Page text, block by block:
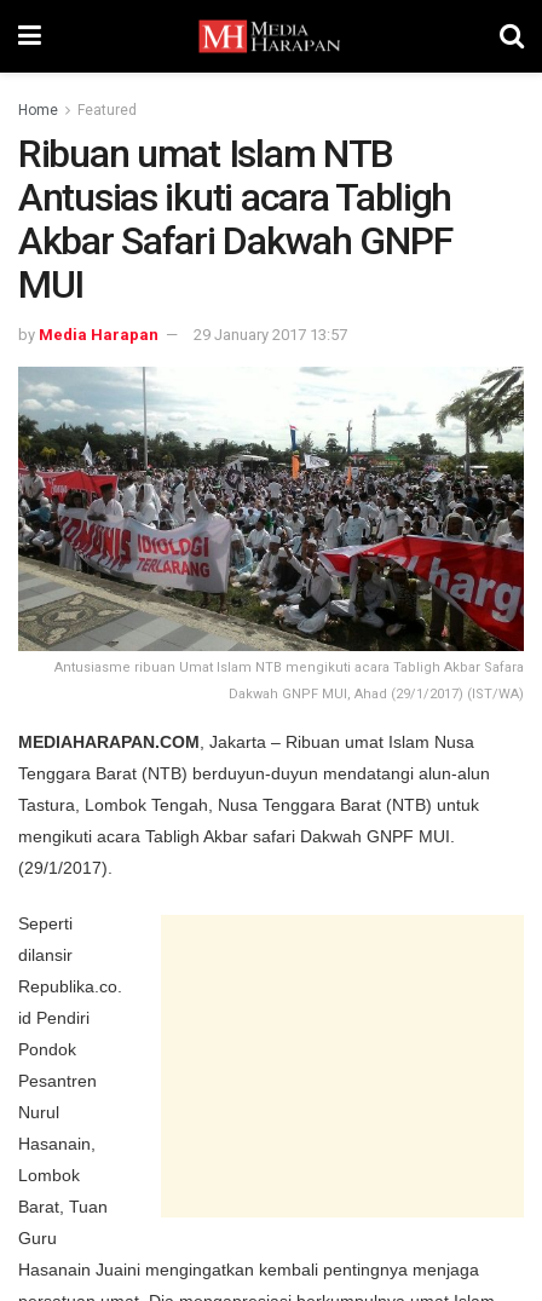
Home Featured
Ribuan umat Islam NTB
Antusias ikuti acara Tabligh
Akbar Safari Dakwah GNPF
MUI
by Media Harapan 29 January 2017 13:57
Antusiasme ribuan Umat Islam NTB mengikuti acara Tabligh Akbar Safara
Dakwah GNPF MUI, Ahad (29/1/2017) (IST/WA)
MEDIAHARAPAN.COM , Jakarta – Ribuan umat Islam Nusa
Tenggara Barat (NTB) berduyun-duyun mendatangi alun-alun
Tastura, Lombok Tengah, Nusa Tenggara Barat (NTB) untuk
mengikuti acara Tabligh Akbar safari Dakwah GNPF MUI.
(29/1/2017).
Seperti
dilansir
Republika.co.
id Pendiri
Pondok
Pesantren
Nurul
Hasanain,
Lombok
Barat, Tuan
Guru
Hasanain Juaini mengingatkan kembali pentingnya menjaga